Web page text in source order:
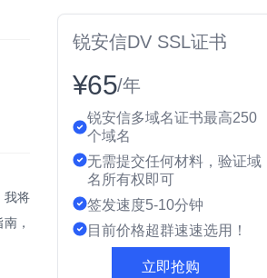
我将
，
锐安信DV SSL证书
¥65/年
锐安信多域名证书最高250
个域名
无需提交任何材料，验证域
名所有权即可
签发速度5-10分钟
目前价格超群速速选用！
立即抢购